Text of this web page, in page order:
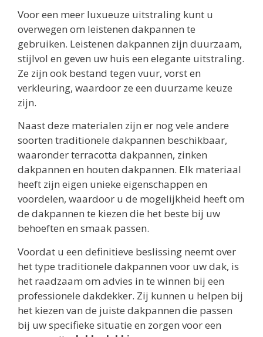
Voor een meer luxueuze uitstraling kunt u
overwegen om leistenen dakpannen te
gebruiken. Leistenen dakpannen zijn duurzaam,
stijlvol en geven uw huis een elegante uitstraling.
Ze zijn ook bestand tegen vuur, vorst en
verkleuring, waardoor ze een duurzame keuze
zijn.
Naast deze materialen zijn er nog vele andere
soorten traditionele dakpannen beschikbaar,
waaronder terracotta dakpannen, zinken
dakpannen en houten dakpannen. Elk materiaal
heeft zijn eigen unieke eigenschappen en
voordelen, waardoor u de mogelijkheid heeft om
de dakpannen te kiezen die het beste bij uw
behoeften en smaak passen.
Voordat u een definitieve beslissing neemt over
het type traditionele dakpannen voor uw dak, is
het raadzaam om advies in te winnen bij een
professionele dakdekker. Zij kunnen u helpen bij
het kiezen van de juiste dakpannen die passen
bij uw specifieke situatie en zorgen voor een